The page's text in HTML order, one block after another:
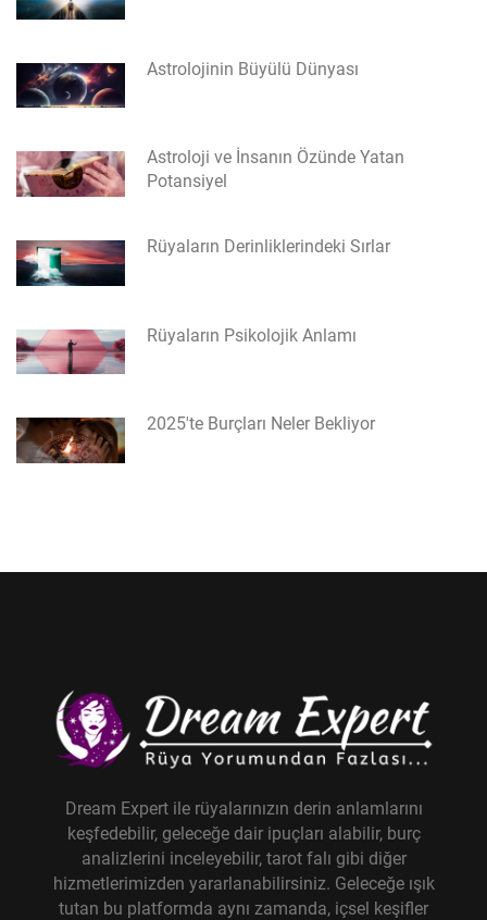
Astrolojinin Büyülü Dünyası
Astroloji ve İnsanın Özünde Yatan
Potansiyel
Rüyaların Derinliklerindeki Sırlar
Rüyaların Psikolojik Anlamı
2025'te Burçları Neler Bekliyor
Dream Expert ile rüyalarınızın derin anlamlarını
keşfedebilir, geleceğe dair ipuçları alabilir, burç
analizlerini inceleyebilir, tarot falı gibi diğer
hizmetlerimizden yararlanabilirsiniz. Geleceğe ışık
tutan bu platformda aynı zamanda, içsel keşifler